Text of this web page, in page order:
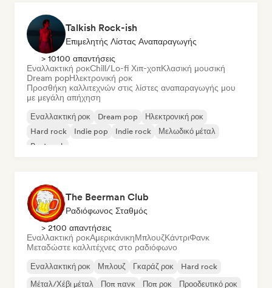
Talkish Rock-ish
Επιμελητής Λίστας Αναπαραγωγής
> 10100 απαντήσεις
Εναλλακτική ροκChill/Lo-fi Χιπ-χοπΚλασική μουσική
Dream popΗλεκτρονική ροκ
Προσθήκη καλλιτεχνών στις λίστες αναπαραγωγής μου
με μεγάλη απήχηση
Εναλλακτική ροκ Dream pop
Ηλεκτρονική ροκ
Hard rock
Indie pop Indie rock
Μελωδικό μέταλ
Post rock
The Beerman Club
Ραδιόφωνος Σταθμός
> 2100 απαντήσεις
Εναλλακτική ροκΑμερικάνικηΜπλουζΚάντριΦανκ
Μεταδώστε καλλιτέχνες στο ραδιόφωνο
Εναλλακτική ροκ Μπλουζ Γκαράζ ροκ
Hard rock
Μέταλ/Χέβι μέταλ
Ποπ πανκ Ποπ ροκ Προοδευτικό ροκ